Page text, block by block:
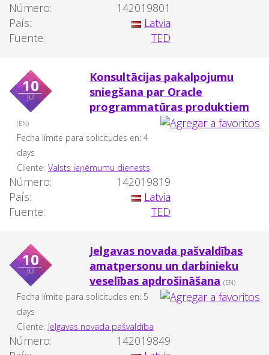
Número:
142019801
País:
Latvia
Fuente:
TED
10
jul
Konsultācijas pakalpojumu
sniegšana par Oracle
programmatūras produktiem
(EN)
Fecha límite para solicitudes en: 4
days
Cliente: Valsts ieņēmumu dienests
Número:
142019819
País:
Latvia
Fuente:
TED
10
jul
Jelgavas novada pašvaldības
amatpersonu un darbinieku
veselības apdrošināšana (EN)
Fecha límite para solicitudes en: 5
days
Cliente: Jelgavas novada pašvaldība
Número:
142019849